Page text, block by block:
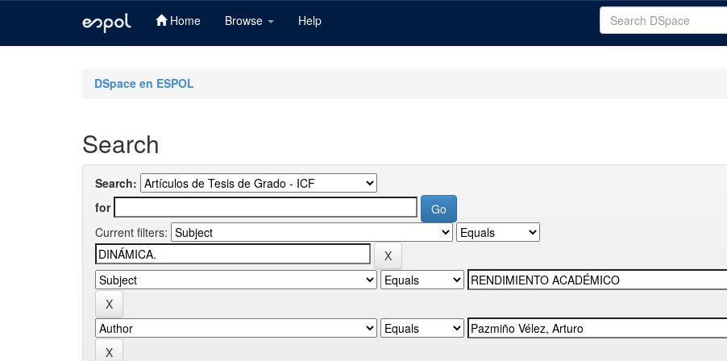
Home Browse Help
DSpace en ESPOL
Search
Search:
for
Current filters: